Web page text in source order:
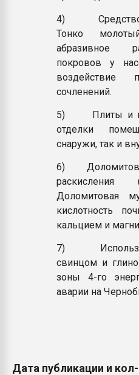
4) Средство
Тонко
абразивное
покровов у
воздействие
сочленений.
5) Плиты и
отделки
снаружи, так и
6)
раскисления
Доломитовая
кислотность
кальцием и
7)
свинцом и
зоны 4-го
аварии на
Дата публикации и